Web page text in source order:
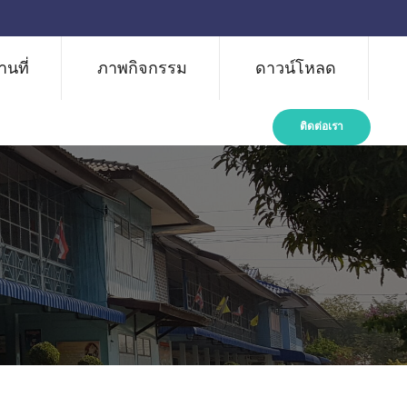
นที่ ภาพกิจกรรม ดาวน์โหลด
ติดต่อเรา